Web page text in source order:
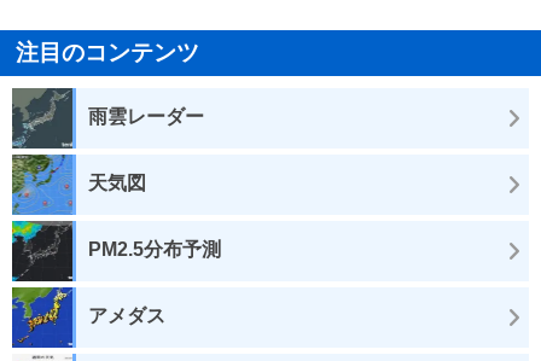
注目のコンテンツ
雨雲レーダー
天気図
PM2.5分布予測
アメダス